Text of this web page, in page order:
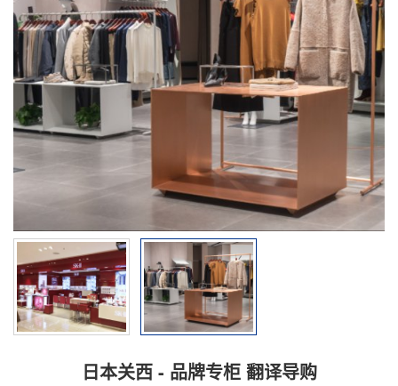
日本关西 - 品牌专柜 翻译导购